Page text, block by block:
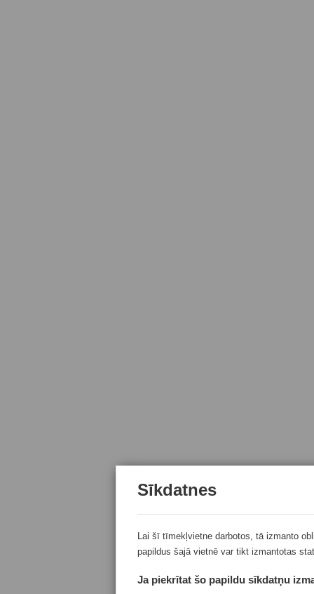
Sīkdatnes
Lai šī tīmekļvietne darbotos, tā izmanto
papildus šajā vietnē var tikt izmantotas
Ja piekrītat šo papildu sīkdatņu